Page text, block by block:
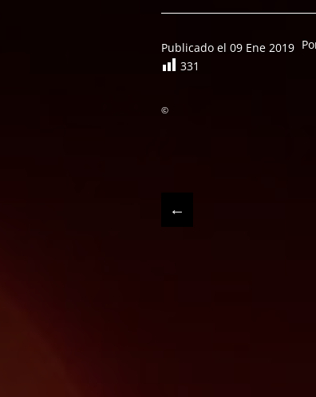
Publicado el 09 Ene 2019
331
©
←